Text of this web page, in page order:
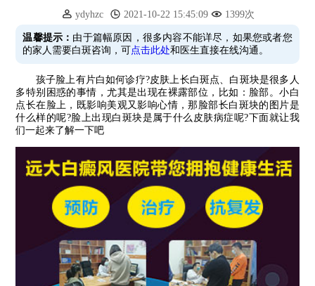
预约从速!远大白转黑分享活动即将开幕!特邀北京专家来院坐诊!
恭贺伍德镜检查系统成功落户!暑期超强福利点击领取!
ydyhzc 2021-10-22 15:45:09 1399次
温馨提示： 由于篇幅原因，很多内容不能详尽，如果您或者您
的家人需要白斑咨询，可点击此处和医生直接在线沟通。
孩子脸上有片白如何诊疗?皮肤上长白斑点、白斑块是很多人
多特别困惑的事情，尤其是出现在裸露部位，比如：脸部。小白
点长在脸上，既影响美观又影响心情，那脸部长白斑块的图片是
什么样的呢?脸上出现白斑块是属于什么皮肤病症呢?下面就让我
们一起来了解一下吧